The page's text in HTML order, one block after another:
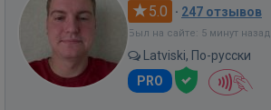
5.0 · 247 отзывов
Был на сайте: 5 минут назад
Latviski, По-русски
PRO